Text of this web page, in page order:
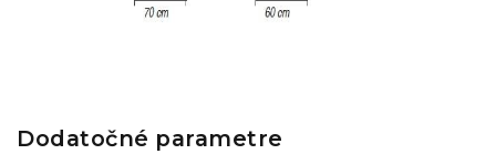
Dodatočné parametre